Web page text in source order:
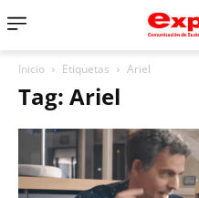
Inicio Etiquetas Ariel
Tag: Ariel